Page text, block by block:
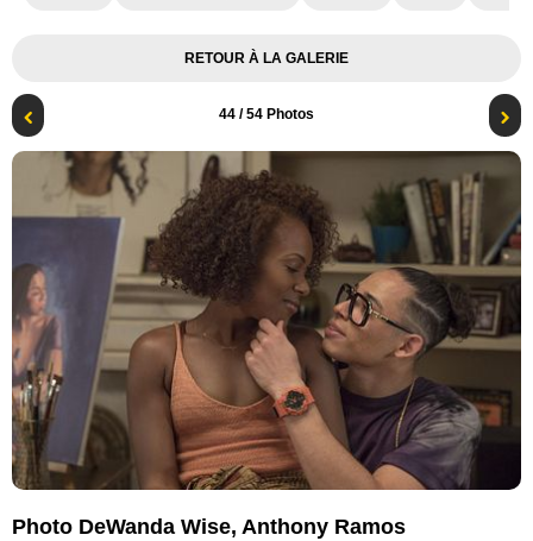
RETOUR À LA GALERIE
44 / 54 Photos
Photo DeWanda Wise, Anthony Ramos